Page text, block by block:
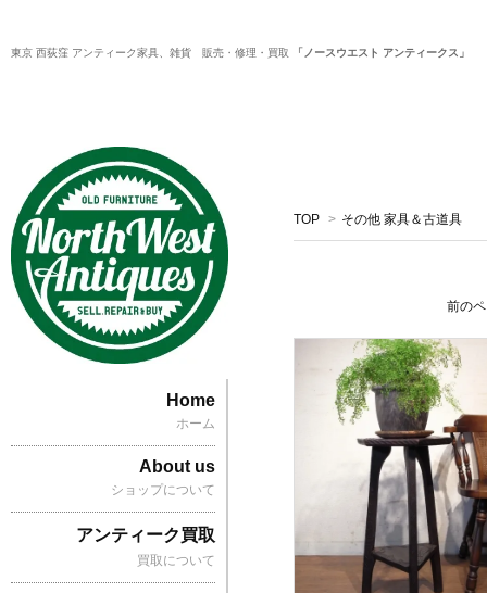
東京 西荻窪 アンティーク家具、雑貨 販売・修理・買取 「ノースウエスト アンティークス」
TOP > その他 家具＆古道具
前の
Home
ホーム
About us
ショップについて
アンティーク買取
買取について